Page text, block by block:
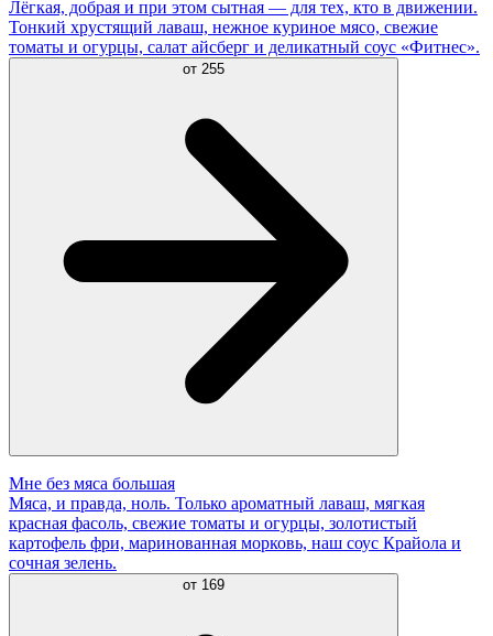
Лёгкая, добрая и при этом сытная — для тех, кто в движении.
Тонкий хрустящий лаваш, нежное куриное мясо, свежие
томаты и огурцы, салат айсберг и деликатный соус «Фитнес».
от 255
Мне без мяса большая
Мяса, и правда, ноль. Только ароматный лаваш, мягкая
красная фасоль, свежие томаты и огурцы, золотистый
картофель фри, маринованная морковь, наш соус Крайола и
сочная зелень.
от 169